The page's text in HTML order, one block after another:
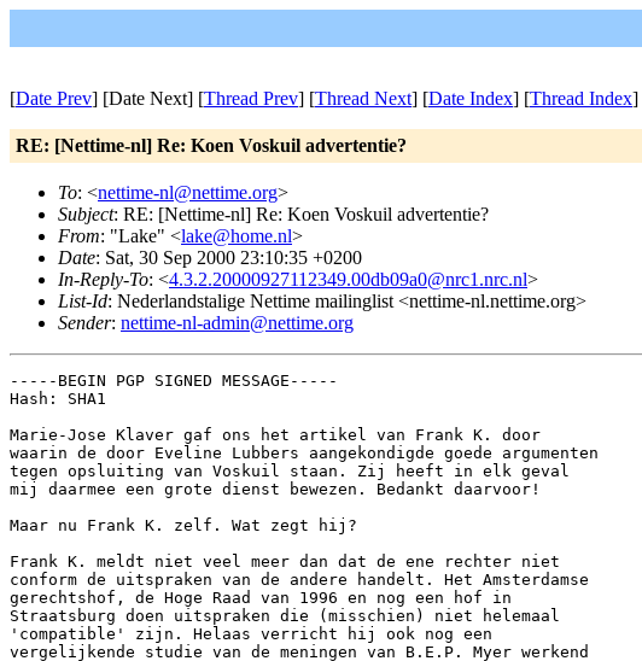
[Date Prev] [Date Next] [Thread Prev] [Thread Next] [Date Index] [Thread Index]
RE: [Nettime-nl] Re: Koen Voskuil advertentie?
To: <nettime-nl@nettime.org>
Subject: RE: [Nettime-nl] Re: Koen Voskuil advertentie?
From: "Lake" <lake@home.nl>
Date: Sat, 30 Sep 2000 23:10:35 +0200
In-Reply-To: <4.3.2.20000927112349.00db09a0@nrc1.nrc.nl>
List-Id: Nederlandstalige Nettime mailinglist <nettime-nl.nettime.org>
Sender: nettime-nl-admin@nettime.org
-----BEGIN PGP SIGNED MESSAGE-----
Hash: SHA1
Marie-Jose Klaver gaf ons het artikel van Frank K. door
waarin de door Eveline Lubbers aangekondigde goede argumenten
tegen opsluiting van Voskuil staan. Zij heeft in elk geval
mij daarmee een grote dienst bewezen. Bedankt daarvoor!
Maar nu Frank K. zelf. Wat zegt hij?
Frank K. meldt niet veel meer dan dat de ene rechter niet
conform de uitspraken van de andere handelt. Het Amsterdamse
gerechtshof, de Hoge Raad van 1996 en nog een hof in
Straatsburg doen uitspraken die (misschien) niet helemaal
'compatible' zijn. Helaas verricht hij ook nog een
vergelijkende studie van de meningen van B.E.P. Myer werkend